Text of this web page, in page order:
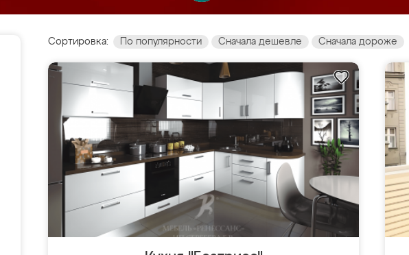
Сортировка: По популярности Сначала дешевле Сначала дороже